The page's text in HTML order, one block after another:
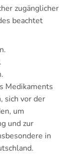
zugänglicher
beachtet
Medikaments
sich vor der
um
und zur
in